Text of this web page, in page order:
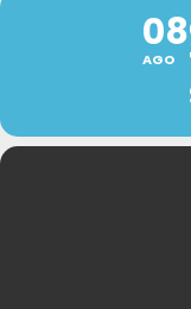
08
AGO